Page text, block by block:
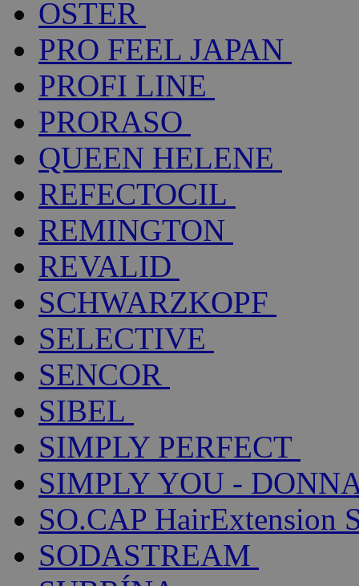
OSTER
PRO FEEL JAPAN
PROFI LINE
PRORASO
QUEEN HELENE
REFECTOCIL
REMINGTON
REVALID
SCHWARZKOPF
SELECTIVE
SENCOR
SIBEL
SIMPLY PERFECT
SIMPLY YOU -
SO.CAP HairExtension
SODASTREAM